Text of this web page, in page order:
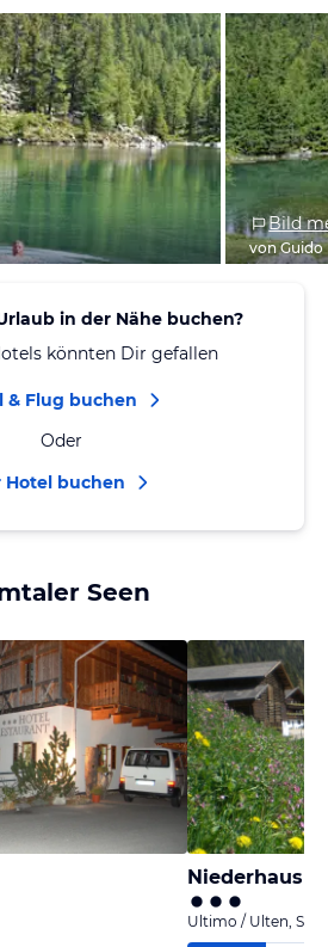
Bild
von Guido
in der Nähe buchen?
könnten Dir gefallen
& Flug buchen
Oder
Hotel buchen
Seen
Ultimo / Ulten,